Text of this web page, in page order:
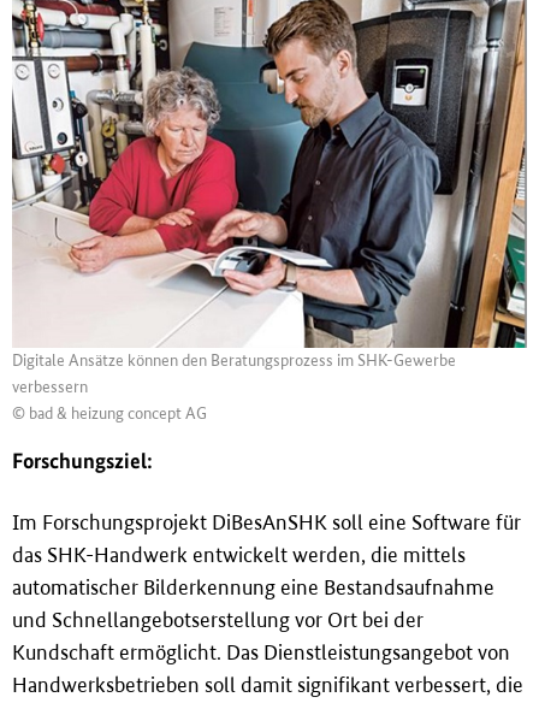
Digitale Ansätze können den Beratungsprozess im SHK-Gewerbe
verbessern
© bad & heizung concept AG
Forschungsziel:
Im Forschungsprojekt DiBesAnSHK soll eine Software für
das SHK-Handwerk entwickelt werden, die mittels
automatischer Bilderkennung eine Bestandsaufnahme
und Schnellangebotserstellung vor Ort bei der
Kundschaft ermöglicht. Das Dienstleistungsangebot von
Handwerksbetrieben soll damit signifikant verbessert, die